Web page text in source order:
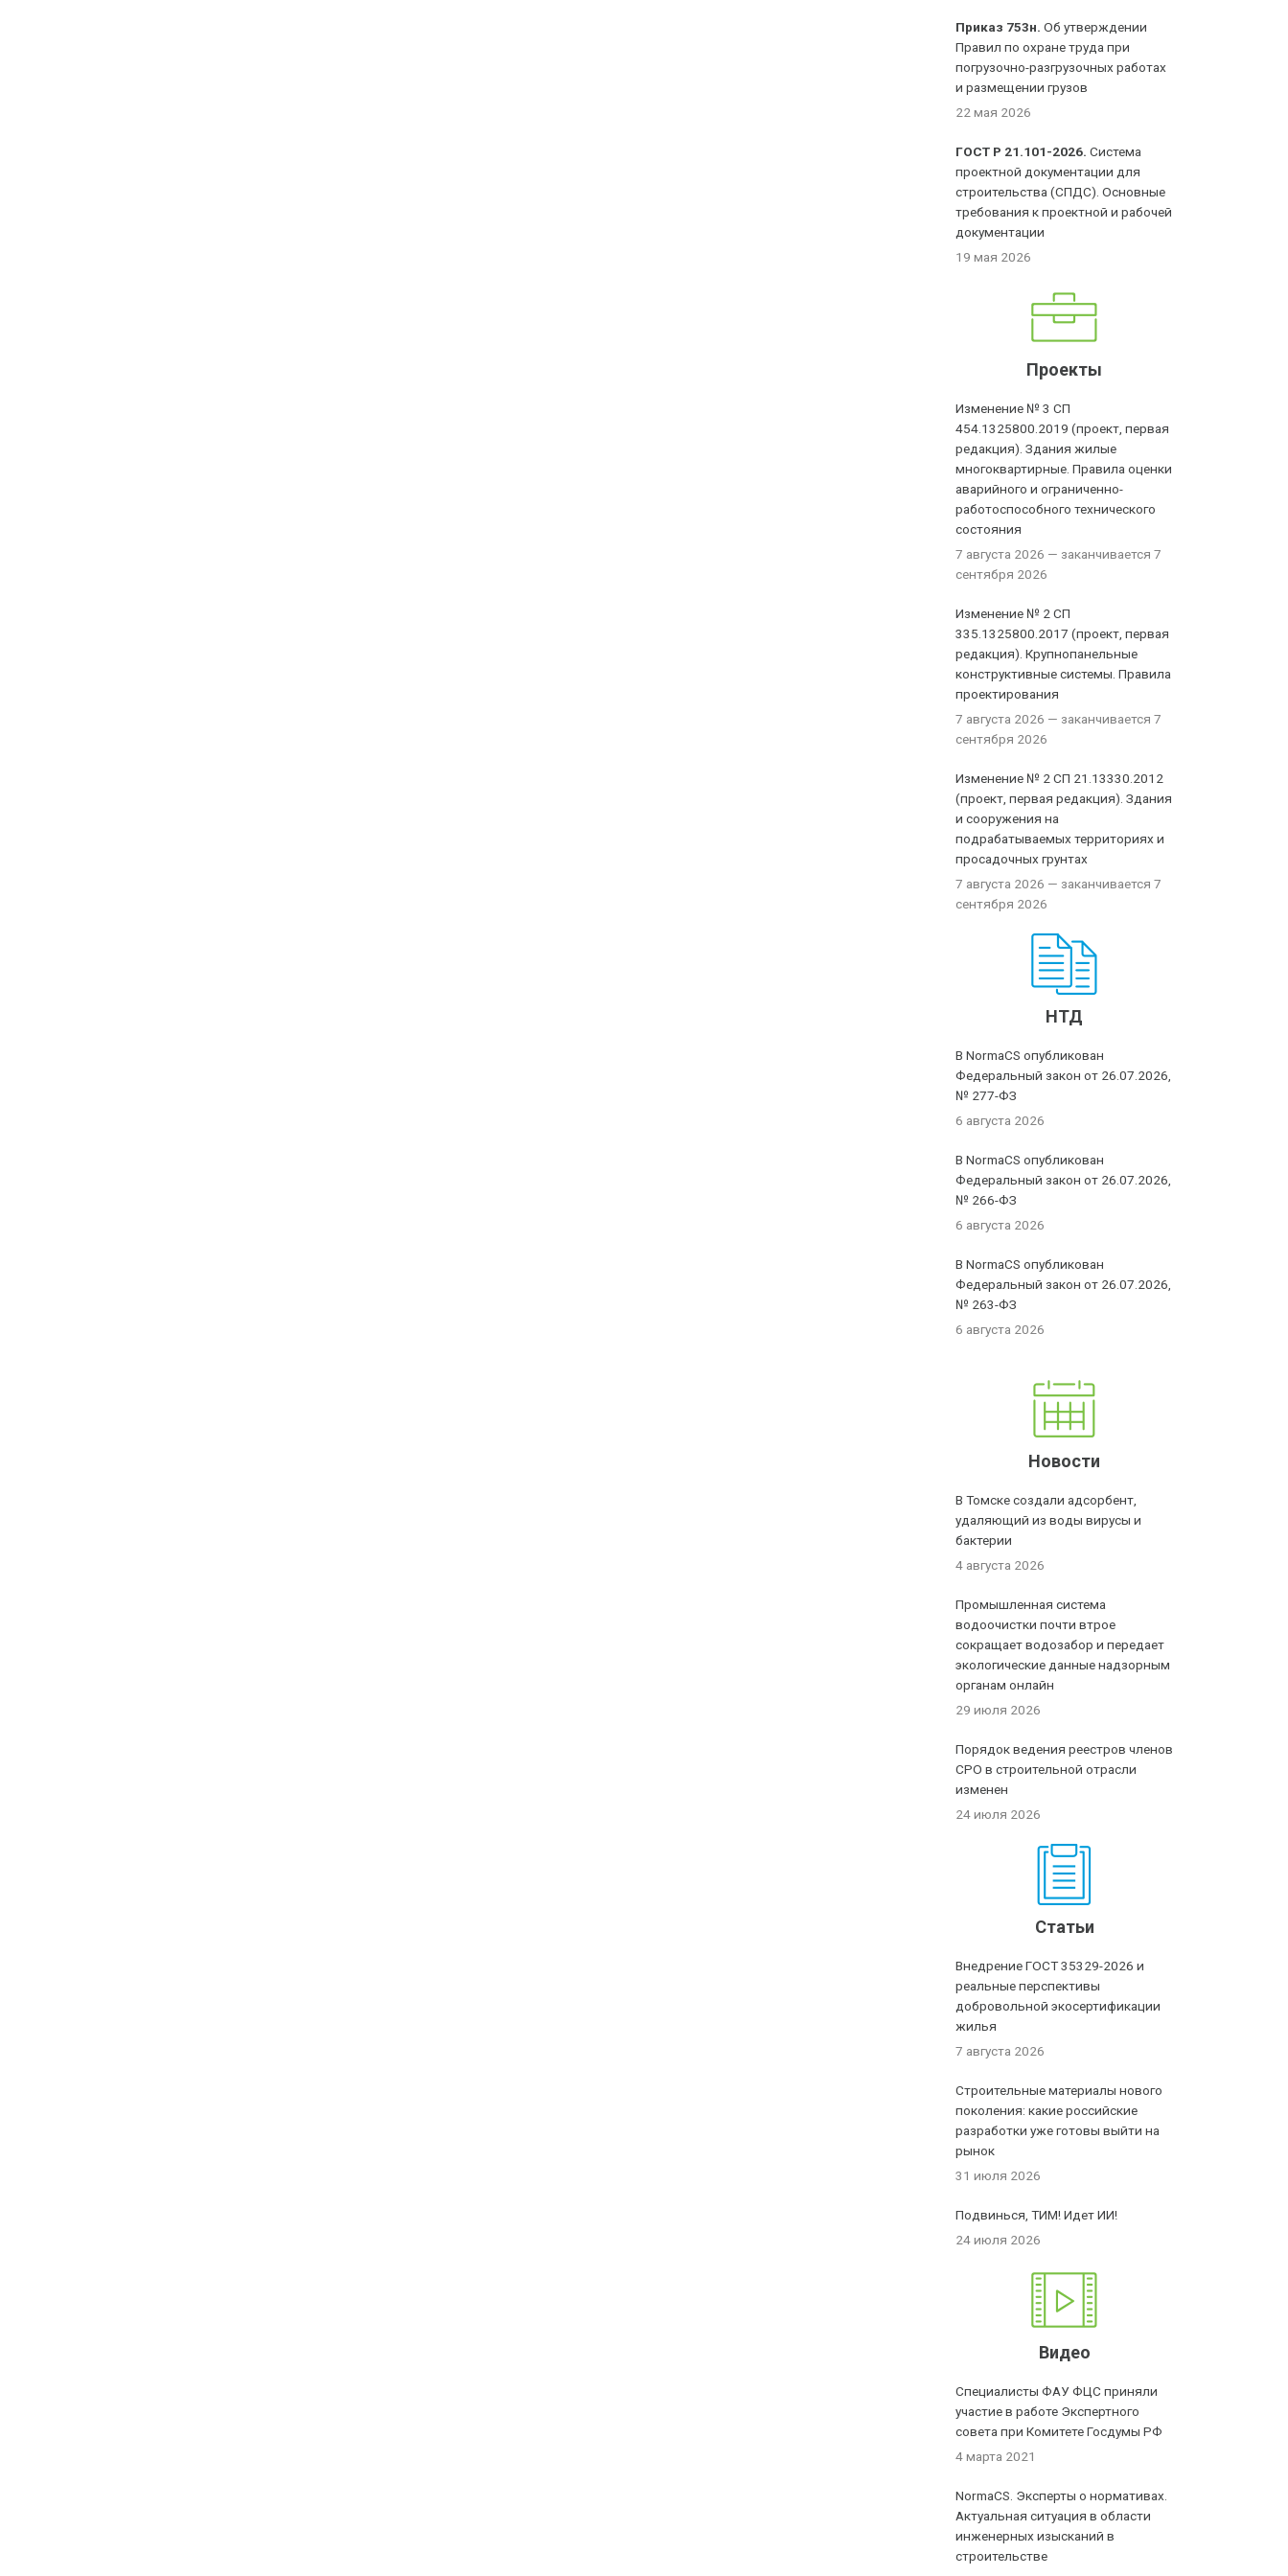
Приказ 753н. Об утверждении
Правил по охране труда при
погрузочно-разгрузочных работах
и размещении грузов
22 мая 2026
ГОСТ Р 21.101-2026. Система
проектной документации для
строительства (СПДС). Основные
требования к проектной и рабочей
документации
19 мая 2026
Проекты
Изменение № 3 СП
454.1325800.2019 (проект, первая
редакция). Здания жилые
многоквартирные. Правила оценки
аварийного и ограниченно-
работоспособного технического
состояния
7 августа 2026 — заканчивается 7
сентября 2026
Изменение № 2 СП
335.1325800.2017 (проект, первая
редакция). Крупнопанельные
конструктивные системы. Правила
проектирования
7 августа 2026 — заканчивается 7
сентября 2026
Изменение № 2 СП 21.13330.2012
(проект, первая редакция). Здания
и сооружения на
подрабатываемых территориях и
просадочных грунтах
7 августа 2026 — заканчивается 7
сентября 2026
НТД
В NormaCS опубликован
Федеральный закон от 26.07.2026,
№ 277-ФЗ
6 августа 2026
В NormaCS опубликован
Федеральный закон от 26.07.2026,
№ 266-ФЗ
6 августа 2026
В NormaCS опубликован
Федеральный закон от 26.07.2026,
№ 263-ФЗ
6 августа 2026
Новости
В Томске создали адсорбент,
удаляющий из воды вирусы и
бактерии
4 августа 2026
Промышленная система
водоочистки почти втрое
сокращает водозабор и передает
экологические данные надзорным
органам онлайн
29 июля 2026
Порядок ведения реестров членов
СРО в строительной отрасли
изменен
24 июля 2026
Статьи
Внедрение ГОСТ 35329-2026 и
реальные перспективы
добровольной экосертификации
жилья
7 августа 2026
Строительные материалы нового
поколения: какие российские
разработки уже готовы выйти на
рынок
31 июля 2026
Подвинься, ТИМ! Идет ИИ!
24 июля 2026
Видео
Специалисты ФАУ ФЦС приняли
участие в работе Экспертного
совета при Комитете Госдумы РФ
4 марта 2021
NormaCS. Эксперты о нормативах.
Актуальная ситуация в области
инженерных изысканий в
строительстве